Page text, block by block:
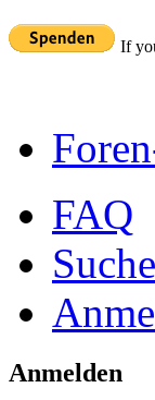
If
FAQ
Suche
Anmelden